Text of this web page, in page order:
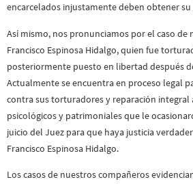
encarcelados injustamente deben obtener
Así mismo, nos pronunciamos por el caso de
Francisco Espinosa Hidalgo, quien fue
posteriormente puesto en libertad después
Actualmente se encuentra en proceso legal
contra sus torturadores y reparación integral
psicológicos y patrimoniales que le
juicio del Juez para que haya justicia
Francisco Espinosa Hidalgo.
Los casos de nuestros compañeros